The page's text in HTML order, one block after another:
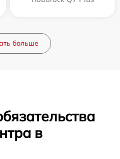
больше
в